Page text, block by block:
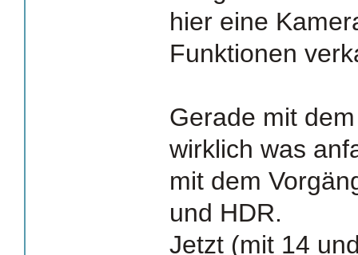
hier eine
Funktionen
Gerade mit
wirklich was
mit dem
und HDR.
Jetzt (mit 14